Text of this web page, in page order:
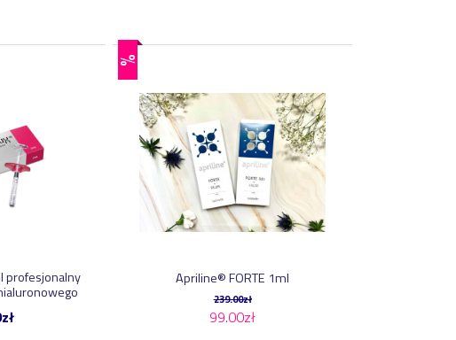
profesjonalny
zł
%
Apriline® FORTE 1ml
239.00zł
99.00zł